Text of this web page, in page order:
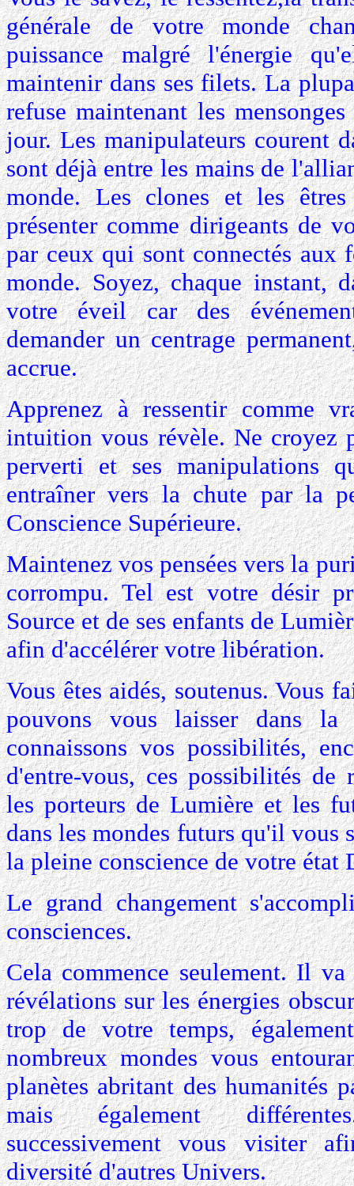
générale de votre monde
puissance malgré l'énergie
maintenir dans ses filets. La
refuse maintenant les
jour. Les manipulateurs courent
sont déjà entre les mains de
monde. Les clones et les
présenter comme dirigeants de
par ceux qui sont connectés aux
monde. Soyez, chaque instant,
votre éveil car des
demander un centrage
accrue.
Apprenez à ressentir comme
intuition vous révèle. Ne croyez
perverti et ses manipulations
entraîner vers la chute par la
Conscience Supérieure.
Maintenez vos pensées vers la
corrompu. Tel est votre désir
Source et de ses enfants de
afin d'accélérer votre libération.
Vous êtes aidés, soutenus. Vous
pouvons vous laisser dans la
connaissons vos possibilités,
d'entre-vous, ces possibilités de
les porteurs de Lumière et les
dans les mondes futurs qu'il vous
la pleine conscience de votre état
Le grand changement
consciences.
Cela commence seulement. Il
révélations sur les énergies
trop de votre temps,
nombreux mondes vous
planètes abritant des humanités
mais également
successivement vous visiter
diversité d'autres Univers.